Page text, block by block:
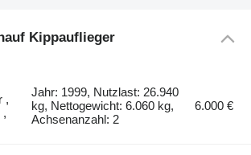
Kippauflieger
,
,
Jahr: 1999, Nutzlast: 26.940
kg, Nettogewicht: 6.060 kg,
Achsenanzahl: 2
6.000 €